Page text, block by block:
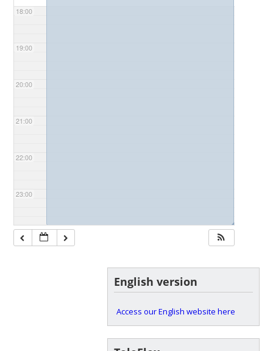
18:00
19:00
20:00
21:00
22:00
23:00
◢
English version
Access our English website here